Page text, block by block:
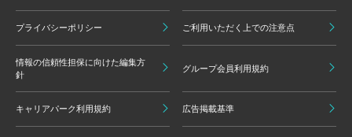
プライバシーポリシー ご利用いただく上での注意点
情報の信頼性担保に向けた編集方
針
グループ会員利用規約
キャリアパーク利用規約 広告掲載基準